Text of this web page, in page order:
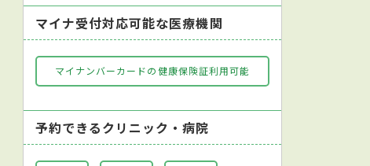
マイナ受付対応可能な医療機関
マイナンバーカードの健康保険証利用可能
予約できるクリニック・病院